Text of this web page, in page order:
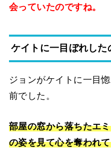
会っていたのですね。
ケイトに一目ぼれした
ジョンがケイトに一目
前でした。
部屋の窓から落ちたエ
の姿を見て心を奪われ